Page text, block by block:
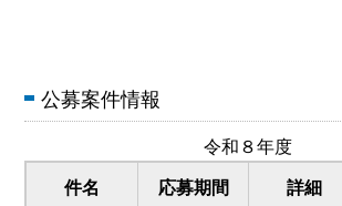
公募案件情報
令和８年度
件名 応募期間 詳細